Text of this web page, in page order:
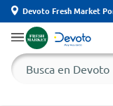
Devoto Fresh Market